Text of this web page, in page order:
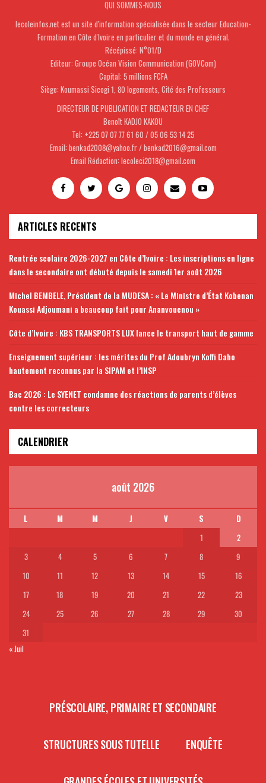
QUI SOMMES-NOUS
lecoleinfos.net est un site d'information spécialisée dans le secteur Education-
Formation en Côte d'Ivoire en particulier et du monde en général.
Récépissé: N°01/D
Editeur: Groupe Océan Vision Communication (GOVCom)
Capital: 5 millions FCFA
Siège: Koumassi Sicogi 1, 80 logements, Cité des Professeurs
DIRECTEUR DE PUBLICATION ET REDACTEUR EN CHEF
Benoît KADJO KAKOU
Tel: +225 07 07 77 61 60 / 05 06 53 14 25
Email: benkad2008@yahoo.fr / benkad2016@gmail.com
Email Rédaction: lecoleci2018@gmail.com
ARTICLES RECENTS
Rentrée scolaire 2026-2027 en Côte d’Ivoire : Les inscriptions en ligne
dans le secondaire ont débuté depuis le samedi 1er août 2026
Michel BEMBELE, Président de la MUDESA : « Le Ministre d’État Kobenan
Kouassi Adjoumani a beaucoup fait pour Ananvouenou »
Côte d’Ivoire : KBS TRANSPORTS LUX lance le transport haut de gamme
Enseignement supérieur : les mérites du Prof Adoubryn Koffi Daho
hautement reconnus par la SIPAM et l’INSP
Bac 2026 : Le SYENET condamne des réactions de parents d’élèves
contre les correcteurs
CALENDRIER
août 2026
L M M J V S
D
1
2
3
4 5 6 7 8
9
10
11 12 13 14 15
16
17
18 19 20 21 22
23
24
25 26 27 28 29
30
31
« Juil
PRÉSCOLAIRE, PRIMAIRE ET SECONDAIRE
STRUCTURES SOUS TUTELLE ENQUÊTE